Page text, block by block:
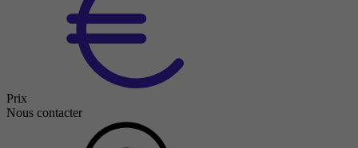
Prix
Nous contacter